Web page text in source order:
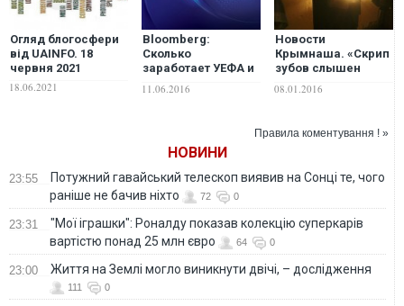
Огляд блогосфери
від UAINFO. 18
червня 2021
18.06.2021
Bloomberg:
Сколько
заработает УЕФА и
Франция на
Евро-2016?
11.06.2016
Новости
Крымнаша. «Скрип
зубов слышен
через стенку»
08.01.2016
Правила коментування ! »
НОВИНИ
23:55
Потужний гавайський телескоп виявив на Сонці те, чого
раніше не бачив ніхто
72 0
23:31
"Мої іграшки": Роналду показав колекцію суперкарів
вартістю понад 25 млн євро
64 0
23:00 Життя на Землі могло виникнути двічі, – дослідження
111 0